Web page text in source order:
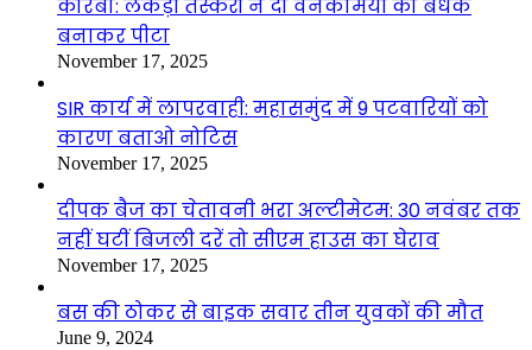
कोरबा: लकड़ी तस्करों ने दो वनकर्मियों को बंधक
बनाकर पीटा
November 17, 2025
SIR कार्य में लापरवाही: महासमुंद में 9 पटवारियों को
कारण बताओ नोटिस
November 17, 2025
दीपक बैज का चेतावनी भरा अल्टीमेटम: 30 नवंबर तक
नहीं घटीं बिजली दरें तो सीएम हाउस का घेराव
November 17, 2025
बस की ठोकर से बाइक सवार तीन युवकों की मौत
June 9, 2024